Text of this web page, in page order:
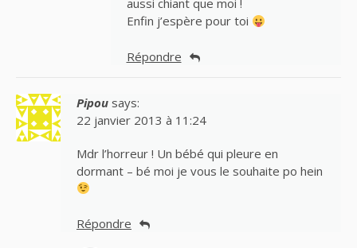
aussi chiant que moi !
Enfin j’espère pour toi
Répondre
Pipou says:
22 janvier 2013 à 11:24
Mdr l’horreur ! Un bébé qui pleure en
dormant – bé moi je vous le souhaite po hein
Répondre